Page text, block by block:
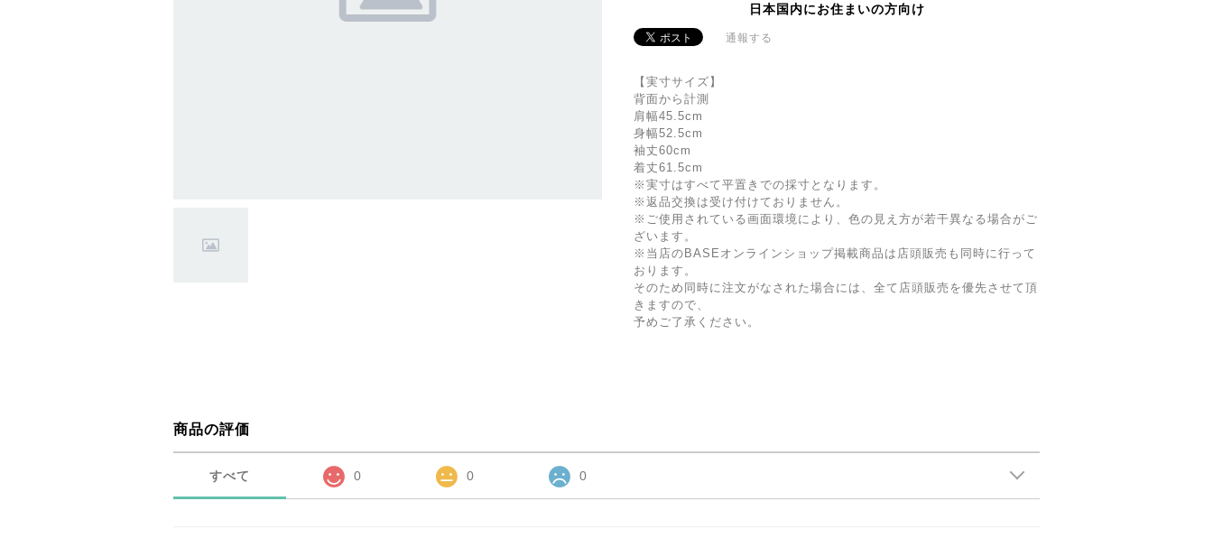
日本国内にお住まいの方向け
通報する
【実寸サイズ】
背面から計測
肩幅45.5cm
身幅52.5cm
袖丈60cm
着丈61.5cm
※実寸はすべて平置きでの採寸となります。
※返品交換は受け付けておりません。
※ご使用されている画面環境により、色の見え方が若干異なる場合がご
ざいます。
※当店のBASEオンラインショップ掲載商品は店頭販売も同時に行って
おります。
そのため同時に注文がなされた場合には、全て店頭販売を優先させて頂
きますので、
予めご了承ください。
商品の評価
すべて 0 0 0